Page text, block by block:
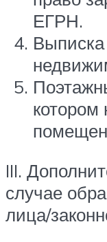
ЕГРН.
котором
III.
случае
лица/